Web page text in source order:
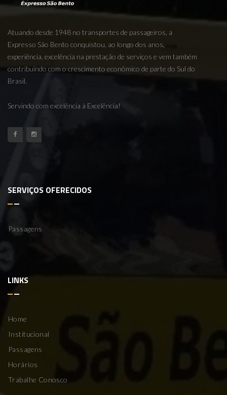
Atuando desde 1948 no transportes de passageiros, a
Expresso São Bento conquistou, ao longo dos anos,
experiência, excelência na prestação de serviços e vem também
contribuindo com o crescimento econômico de parte do Sul do
Brasil.
Servindo com excelência à Excelência!
SERVIÇOS OFERECIDOS
Passagens
LINKS
Home
Institucional
Passagens
Horários
Trabalhe Conosco